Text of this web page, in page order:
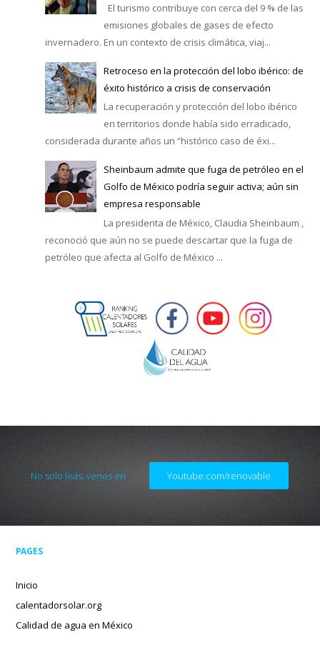
El turismo contribuye con cerca del 9 % de las
emisiones globales de gases de efecto
invernadero. En un contexto de crisis climática, viaj...
Retroceso en la protección del lobo ibérico: de
éxito histórico a crisis de conservación
La recuperación y protección del lobo ibérico
en territorios donde había sido erradicado,
considerada durante años un “histórico caso de éxi...
Sheinbaum admite que fuga de petróleo en el
Golfo de México podría seguir activa; aún sin
empresa responsable
La presidenta de México, Claudia Sheinbaum ,
reconoció que aún no se puede descartar que la fuga de
petróleo que afecta al Golfo de México ...
No solo leas, venos en Youtube.com/renovable
PAGES
Inicio
calentadorsolar.org
Calidad de agua en México